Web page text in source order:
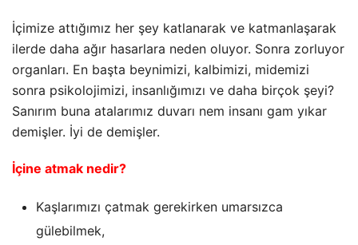
İçimize attığımız her şey katlanarak ve katmanlaşarak
ilerde daha ağır hasarlara neden oluyor. Sonra zorluyor
organları. En başta beynimizi, kalbimizi, midemizi
sonra psikolojimizi, insanlığımızı ve daha birçok şeyi?
Sanırım buna atalarımız duvarı nem insanı gam yıkar
demişler. İyi de demişler.
İçine atmak nedir?
Kaşlarımızı çatmak gerekirken umarsızca
gülebilmek,